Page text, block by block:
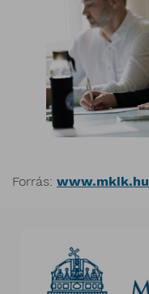
Forrás: www.mkik.hu